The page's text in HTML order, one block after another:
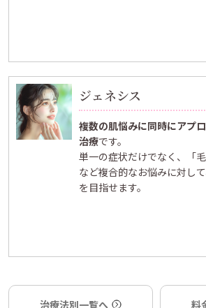
ジェネシス
複数の肌悩みに同時にアプ
治療です。
単一の症状だけでなく、「
など複合的なお悩みに対し
を目指せます。
治療法別一覧へ 料